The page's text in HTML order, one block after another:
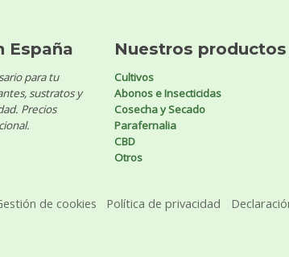
España
para tu
sustratos y
Precios
Nuestros productos
Cultivos
Abonos e Insecticidas
Cosecha y Secado
Parafernalia
CBD
Otros
de cookies Política de privacidad